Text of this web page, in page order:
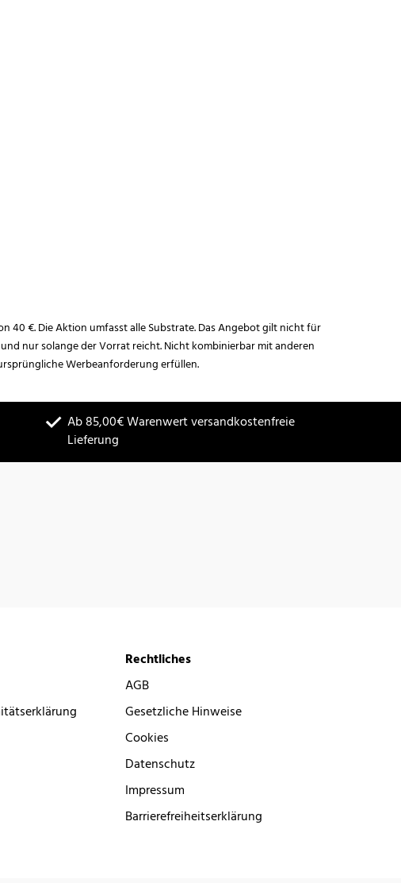
40 €. Die Aktion umfasst alle Substrate. Das Angebot gilt nicht für
nur solange der Vorrat reicht. Nicht kombinierbar mit anderen
Werbeanforderung erfüllen.
Ab 85,00€ Warenwert versandkostenfreie
Lieferung
Rechtliches
AGB
Gesetzliche Hinweise
Cookies
Datenschutz
Impressum
Barrierefreiheitserklärung